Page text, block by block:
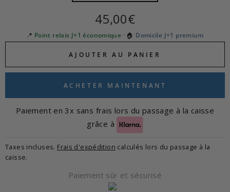
Prix
régulier
45,00€
📍 Point relais J+1 économique · 🏠 Domicile J+1 premium
AJOUTER AU PANIER
ACHETER MAINTENANT
Paiement en 3x sans frais lors du passage à la caisse
grâce à
Taxes incluses. Frais d'expédition calculés lors du passage à la
caisse.
Paiement sûr et sécurisé